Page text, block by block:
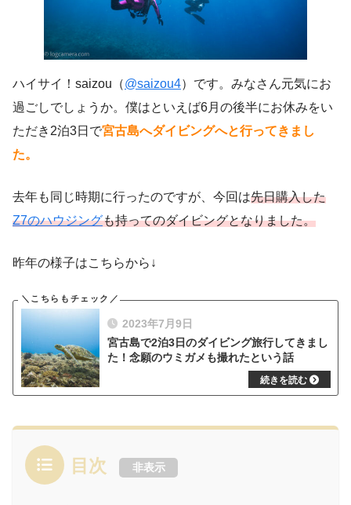
ハイサイ！saizou（@saizou4）です。みなさん元気にお
過ごしでしょうか。僕はといえば6月の後半にお休みをい
ただき2泊3日で宮古島へダイビングへと行ってきまし
た。
去年も同じ時期に行ったのですが、今回は先日購入した
Z7のハウジングも持ってのダイビングとなりました。
昨年の様子はこちらから↓
2023年7月9日
宮古島で2泊3日のダイビング旅行してきまし
た！念願のウミガメも撮れたという話
目次 非表示